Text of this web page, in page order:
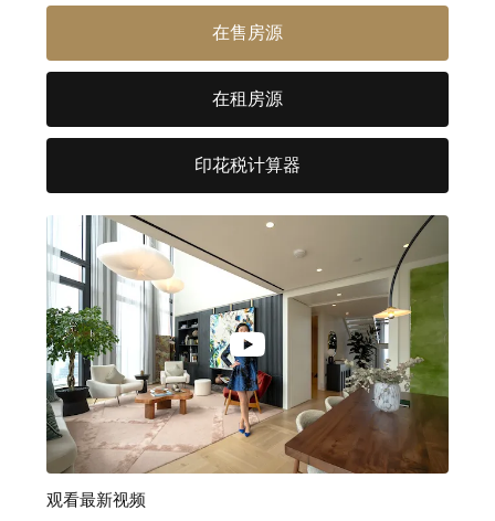
在售房源
在租房源
印花税计算器
观看最新视频